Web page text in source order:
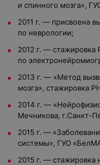
и спинного мозга»,
2011 г. — присвоена
по неврологии;
2012 г. —
по
2013 г. — «Метод
мозга», стажировка
2014 г. —
Мечникова, г.Санкт-
2015 г. —
системы», ГУО
2015 г. — стажировка